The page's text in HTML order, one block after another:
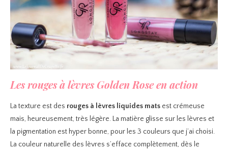
Les rouges à lèvres Golden Rose en action
La texture est des rouges à lèvres liquides mats est crémeuse
mais, heureusement, très légère. La matière glisse sur les lèvres et
la pigmentation est hyper bonne, pour les 3 couleurs que j’ai choisi.
La couleur naturelle des lèvres s’efface complètement, dès le